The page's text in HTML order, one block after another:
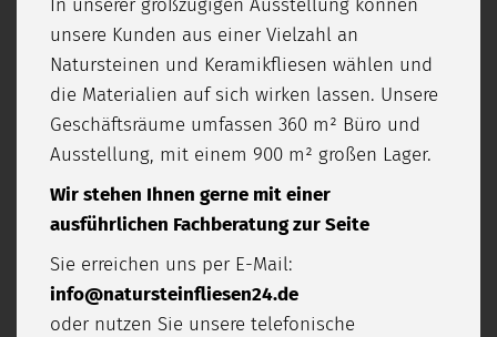
unsere Kunden aus einer Vielzahl an
Natursteinen und Keramikfliesen wählen und
die Materialien auf sich wirken lassen. Unsere
Geschäftsräume umfassen 360 m² Büro und
Ausstellung, mit einem 900 m² großen Lager.
Wir stehen Ihnen gerne mit einer
ausführlichen Fachberatung zur Seite
Sie erreichen uns per E-Mail:
info@natursteinfliesen24.de
oder nutzen Sie unsere telefonische